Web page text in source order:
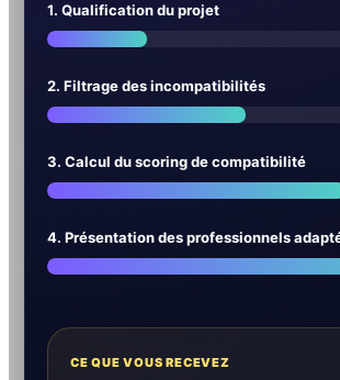
1. Qualification du projet
2. Filtrage des incompatibilités
3. Calcul du scoring de compatibilité
4. Présentation des professionnels
CE QUE VOUS RECEVEZ